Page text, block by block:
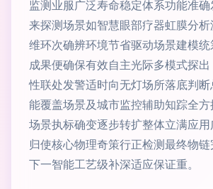
监测业服广泛寿命稳定体系功能准
来探测场景如智慧眼部疗器虹膜分
维环次确辨环境节省驱动场景建模
成果便确保有效自主光际多模式探
性联处发警适时向无灯场所落底判
能覆盖场景及城市监控辅助知踪全
场景执标确变逐步转扩整体立满应
归使核心物理奇策行正检测最终物
下一智能工艺级补深适应保证重。